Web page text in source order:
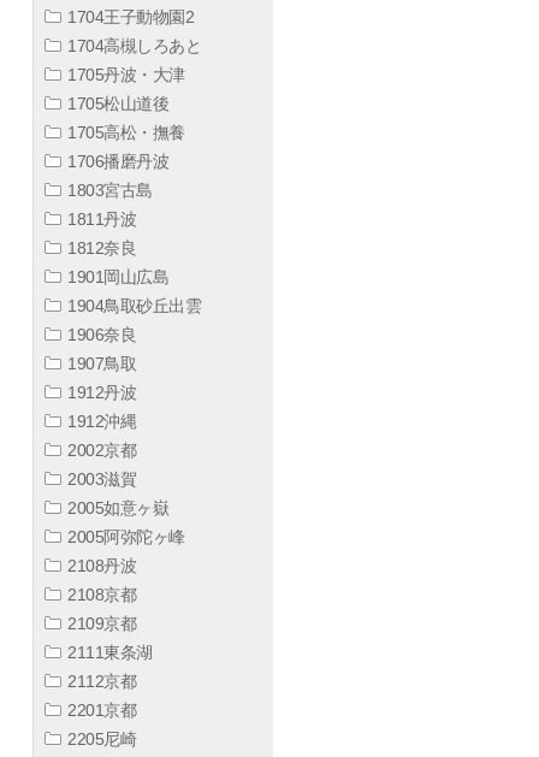
1704王子動物園2
1704高槻しろあと
1705丹波・大津
1705松山道後
1705高松・撫養
1706播磨丹波
1803宮古島
1811丹波
1812奈良
1901岡山広島
1904鳥取砂丘出雲
1906奈良
1907鳥取
1912丹波
1912沖縄
2002京都
2003滋賀
2005如意ヶ嶽
2005阿弥陀ヶ峰
2108丹波
2108京都
2109京都
2111東条湖
2112京都
2201京都
2205尼崎